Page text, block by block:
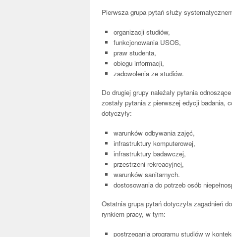
Pierwsza grupa pytań służy
organizacji studiów,
funkcjonowania USOS,
praw studenta,
obiegu informacji,
zadowolenia ze studiów.
Do drugiej grupy należały pytania
zostały pytania z pierwszej edycji badania,
dotyczyły:
warunków odbywania zajęć,
infrastruktury komputerowej,
infrastruktury badawczej,
przestrzeni rekreacyjnej,
warunków sanitarnych.
dostosowania do potrzeb osób
Ostatnia grupa pytań dotyczyła zagadnień
rynkiem pracy, w tym:
postrzegania programu studiów w